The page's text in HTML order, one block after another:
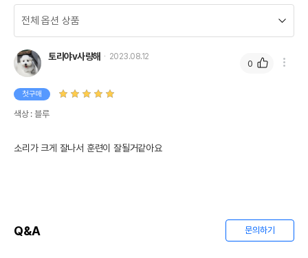
토리야v사랑해 2023.08.12
첫구매
색상 : 블루
소리가 크게 잘나서 훈련이 잘될거같아요
0
Q&A 문의하기